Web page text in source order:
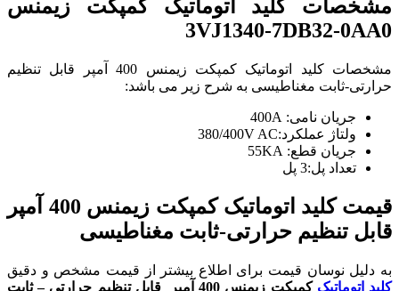
مشخصات کلید اتوماتیک کمپکت زیمنس
3VJ1340-7DB32-0AA0
مشخصات کلید اتوماتیک کمپکت زیمنس 400 آمپر قابل تنظیم
حرارتی-ثابت مغناطیسی به شرح زیر می باشد:
جریان نامی: 400A
ولتاژ عملکرد:380/400V AC
جریان قطع: 55KA
تعداد پل:3 پل
قیمت کلید اتوماتیک کمپکت زیمنس 400 آمپر
قابل تنظیم حرارتی-ثابت مغناطیسی
به دلیل نوسان قیمت برای اطلاع بیشتر از قیمت مشخص و دقیق
کلید اتوماتیک
کمپکت زیمنس 400 آمپر قابل تنظیم حرارتی – ثابت